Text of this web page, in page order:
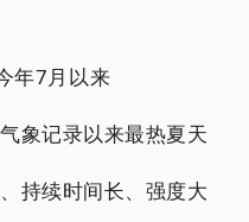
年7月以来
象记录以来最热夏天
持续时间长、强度大